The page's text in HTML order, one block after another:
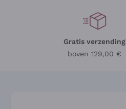
Gratis verzending
boven 129,00 €